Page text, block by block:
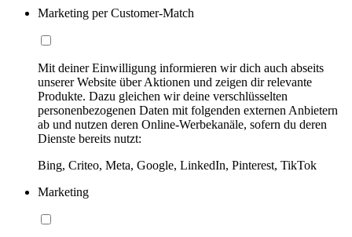
Marketing per Customer-Match
Mit deiner Einwilligung informieren wir dich auch abseits
unserer Website über Aktionen und zeigen dir relevante
Produkte. Dazu gleichen wir deine verschlüsselten
personenbezogenen Daten mit folgenden externen Anbietern
ab und nutzen deren Online-Werbekanäle, sofern du deren
Dienste bereits nutzt:
Bing, Criteo, Meta, Google, LinkedIn, Pinterest, TikTok
Marketing